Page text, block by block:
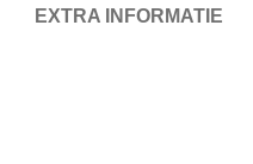
EXTRA INFORMATIE